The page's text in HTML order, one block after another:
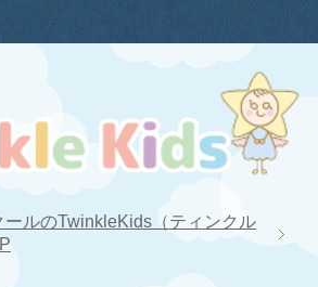
ールのTwinkleKids（ティンクル